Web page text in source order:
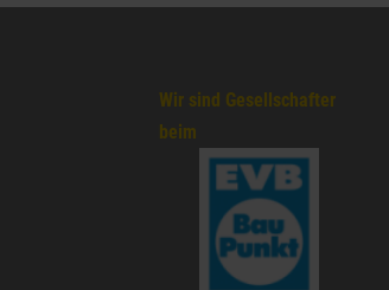
Wir sind Gesellschafter
beim